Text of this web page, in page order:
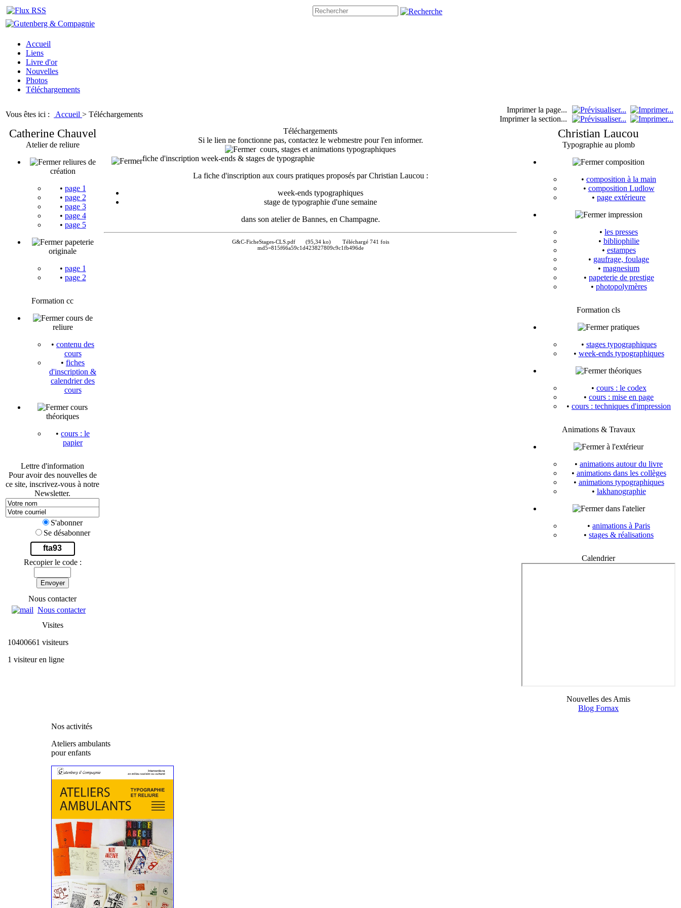
Accueil
Liens
Livre d'or
Nouvelles
Photos
Téléchargements
Vous êtes ici : Accueil > Téléchargements
Imprimer la page...
Imprimer la section...
Catherine Chauvel
Atelier de reliure
reliures de
création
• page 1
• page 2
• page 3
• page 4
• page 5
papeterie
originale
• page 1
• page 2
Formation cc
cours de
reliure
• contenu des
cours
• fiches
d'inscription &
calendrier des
cours
cours
théoriques
• cours : le
papier
Lettre d'information
Pour avoir des nouvelles de
ce site, inscrivez-vous à notre
Newsletter.
S'abonner
Se désabonner
fta93
Recopier le code :
Envoyer
Nous contacter
Nous contacter
Visites
10400661 visiteurs
1 visiteur en ligne
Téléchargements
Si le lien ne fonctionne pas, contactez le webmestre pour l'en informer.
cours, stages et animations typographiques
fiche d'inscription week-ends & stages de typographie
La fiche d'inscription aux cours pratiques proposés par Christian Laucou :
week-ends typographiques
stage de typographie d'une semaine
dans son atelier de Bannes, en Champagne.
G&C-FicheStages-CLS.pdf (95,34 ko)
Téléchargé 741 fois
md5=815f66a59c1d423827809c9c1fb496de
Christian Laucou
Typographie au plomb
composition
• composition à la main
• composition Ludlow
• page extérieure
impression
• les presses
• bibliophilie
• estampes
• gaufrage, foulage
• magnesium
• papeterie de prestige
• photopolymères
Formation cls
pratiques
• stages typographiques
• week-ends typographiques
théoriques
• cours : le codex
• cours : mise en page
• cours : techniques d'impression
Animations & Travaux
à l'extérieur
• animations autour du livre
• animations dans les collèges
• animations typographiques
• lakhanographie
dans l'atelier
• animations à Paris
• stages & réalisations
Calendrier
Nouvelles des Amis
Blog Fornax
Nos activités
Ateliers ambulants
pour enfants